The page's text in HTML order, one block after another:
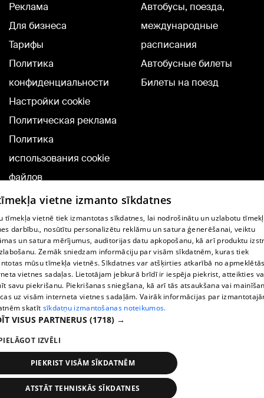
Реклама
Для бизнеса
Тарифы
Политика
конфиденциальности
Настройки cookie
Политическая реклама
Политика
использования cookie
файлов
Добавление
комментариев
Автобусы, поезда,
международные
расписания
Автобусные билеты
Билеты на поезд
TВ-программа
Условия договора
360 Ziņu kontakti
Helio Media
Служба помощи портала: э-почта -
All rights reserved.
vietne izmanto sīkdatnes
tīmekļa vietnē tiek izmantotas sīkdatnes, lai nodrošinātu un uzlabotu
darbību., nosūtītu personalizētu reklāmu un satura ģenerēšanai, veiktu
un satura mērījumus, auditorijas datu apkopošanu, kā arī produktu
Zemāk sniedzam informāciju par visām sīkdatnēm, kuras tiek
mūsu tīmekļa vietnēs. Sīkdatnes var atšķirties atkarībā no
vietnes sadaļas. Lietotājam jebkurā brīdī ir iespēja piekrist, atteikties
savu piekrišanu. Piekrišanas sniegšana, kā arī tās atsaukšana vai
uz visām interneta vietnes sadaļām. Vairāk informācijas par
skatīt sīkdatņu izmantošanas noteikumos.
VISUS PARTNERUS (1718) →
IZVĒLI
PIEKRIST VISĀM SĪKDATNĒM
ATSTĀT TEHNISKĀS SĪKDATNES